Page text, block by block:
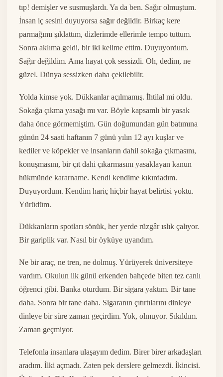
tıp! demişler ve susmuşlardı. Ya da ben. Sağır olmuştum.
İnsan iç sesini duyuyorsa sağır değildir. Birkaç kere
parmağımı şıklattım, dizlerimde ellerimle tempo tuttum.
Sonra aklıma geldi, bir iki kelime ettim. Duyuyordum.
Sağır değildim. Ama hayat çok sessizdi. Oh, dedim, ne
güzel. Dünya sessizken daha çekilebilir.
Yolda kimse yok. Dükkanlar açılmamış. İhtilal mi oldu.
Sokağa çıkma yasağı mı var. Böyle kapsamlı bir yasak
daha önce görmemiştim. Gün doğumundan gün batımına
günün 24 saati haftanın 7 günü yılın 12 ayı kuşlar ve
kediler ve köpekler ve insanların dahil sokağa çıkmasını,
konuşmasını, bir çıt dahi çıkarmasını yasaklayan kanun
hükmünde kararname. Kendi kendime kıkırdadım.
Duyuyordum. Kendim hariç hiçbir hayat belirtisi yoktu.
Yürüdüm.
Dükkanların spotları sönük, her yerde rüzgâr ıslık çalıyor.
Bir gariplik var. Nasıl bir öyküye uyandım.
Ne bir araç, ne tren, ne dolmuş. Yürüyerek üniversiteye
vardım. Okulun ilk günü erkenden bahçede biten tez canlı
öğrenci gibi. Banka oturdum. Bir sigara yaktım. Bir tane
daha. Sonra bir tane daha. Sigaranın çıtırtılarını dinleye
dinleye bir süre zaman geçirdim. Yok, olmuyor. Sıkıldım.
Zaman geçmiyor.
Telefonla insanlara ulaşayım dedim. Birer birer arkadaşları
aradım. İlki açmadı. Zaten pek derslere gelmezdi. İkincisi.